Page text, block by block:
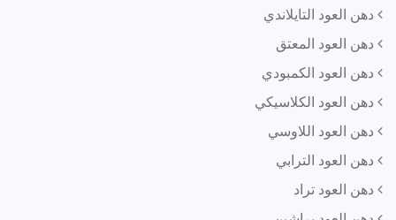
دهن العود التايلاندي
دهن العود المعتق
دهن العود الكمبودي
دهن العود الكلاسيكي
دهن العود اللاوسي
دهن العود الترابي
دهن العود تراد